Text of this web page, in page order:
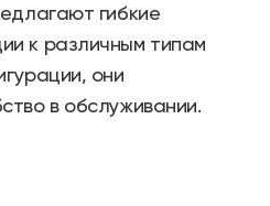
гибкие
к различным типам
они
в обслуживании.